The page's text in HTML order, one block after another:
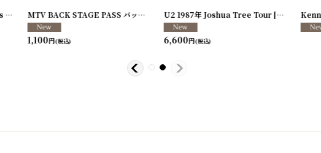
Lord Tracy 1989年 Deaf Gods of Babylon Tour [ 250117-80] MTV BACK STAGE PASS バックステージパス/スタッフパス [250213-26]
1,100円(税込)
U2 1987年 Joshua Tree Tour[250726-08]
6,600円(税込)